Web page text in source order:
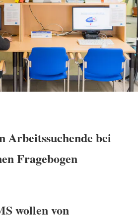
Arbeitssuchende bei
Fragebogen
wollen von